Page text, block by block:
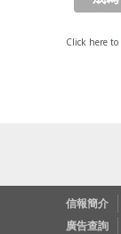
Click here to
信報簡介
廣告查詢